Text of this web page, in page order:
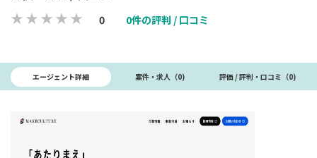
0 0件の評判 / 口コミ
エージェント詳細 案件・求人（0) 評価 / 評判・口コミ（0)